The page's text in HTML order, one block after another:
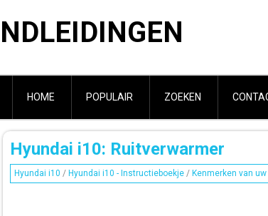
HOME POPULAIR ZOEKEN
Hyundai i10: Ruitverwarmer
Hyundai i10 / Hyundai i10 - Instructieboekje / Kenmerken van